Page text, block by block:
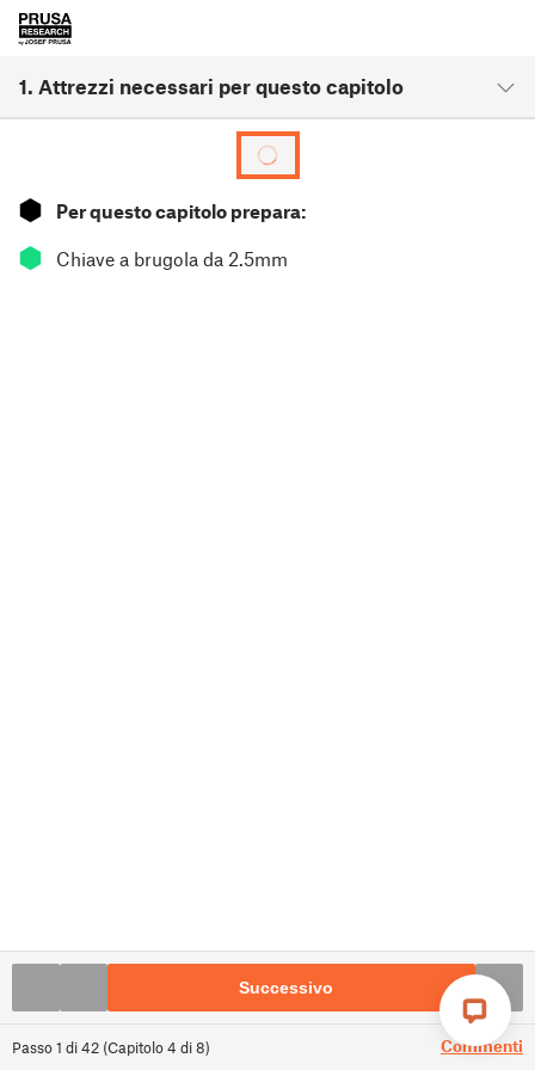
1. Attrezzi necessari per questo capitolo
Passo1 di42 (Capitolo4 di8) Commenti
⬢ Per questo capitolo prepara:
⬢ Chiave a brugola da 2.5mm
Successivo